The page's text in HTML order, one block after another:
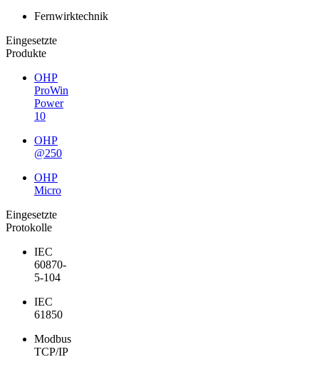
Fernwirktechnik
Eingesetzte
Produkte
OHP
ProWin
Power
10
OHP
@250
OHP
Micro
Eingesetzte
Protokolle
IEC
60870-
5-104
IEC
61850
Modbus
TCP/IP